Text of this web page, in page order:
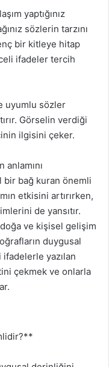
yaptığınız
sözlerin tarzını
bir kitleye hitap
ifadeler tercih
uyumlu sözler
Görselin verdiği
ilgisini çeker.
bağ kuran önemli
etkisini artırırken,
de yansıtır.
ve kişisel gelişim
duygusal
ifadelerle yazılan
çekmek ve onlarla